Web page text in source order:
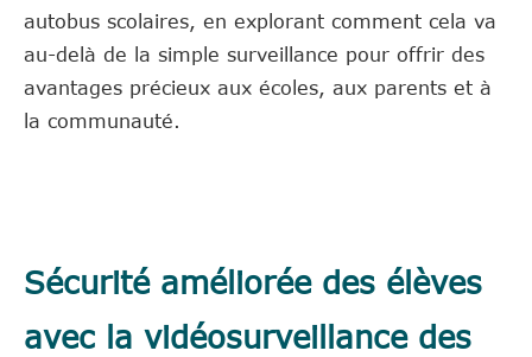
autobus scolaires, en explorant comment cela va
au-delà de la simple surveillance pour offrir des
avantages précieux aux écoles, aux parents et à
la communauté.
Sécurité améliorée des élèves
avec la vidéosurveillance des